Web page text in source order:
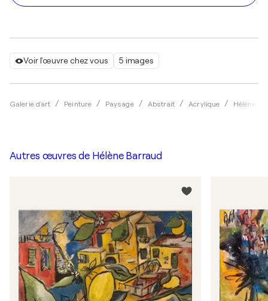
Voir l'œuvre chez vous 5 images
Galerie d'art Peinture Paysage Abstrait Acrylique Hélène
Autres œuvres de Hélène Barraud